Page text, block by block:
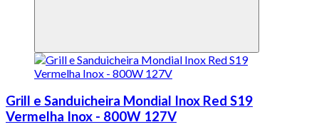
Grill e Sanduicheira Mondial Inox Red S19
Vermelha Inox - 800W 127V